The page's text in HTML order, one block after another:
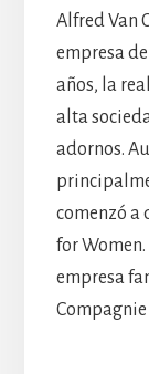
Alfred Van
empresa
años, la
alta
adornos.
comenzó a
for
empresa
Compagnie